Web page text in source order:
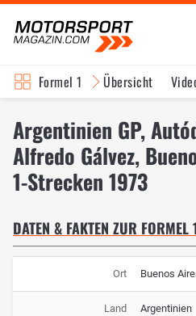
Formel 1 Übersicht
Argentinien GP,
Alfredo Gálvez,
1-Strecken 1973
Ort Buenos
Land Argentinien